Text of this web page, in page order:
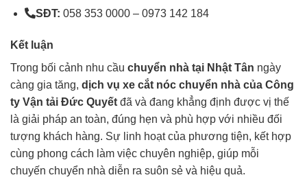
SĐT: 058 353 0000 – 0973 142 184
Kết luận
Trong bối cảnh nhu cầu chuyển nhà tại Nhật Tân ngày
càng gia tăng, dịch vụ xe cắt nóc chuyển nhà của Công
ty Vận tải Đức Quyết đã và đang khẳng định được vị thế
là giải pháp an toàn, đúng hẹn và phù hợp với nhiều đối
tượng khách hàng. Sự linh hoạt của phương tiện, kết hợp
cùng phong cách làm việc chuyên nghiệp, giúp mỗi
chuyến chuyển nhà diễn ra suôn sẻ và hiệu quả.